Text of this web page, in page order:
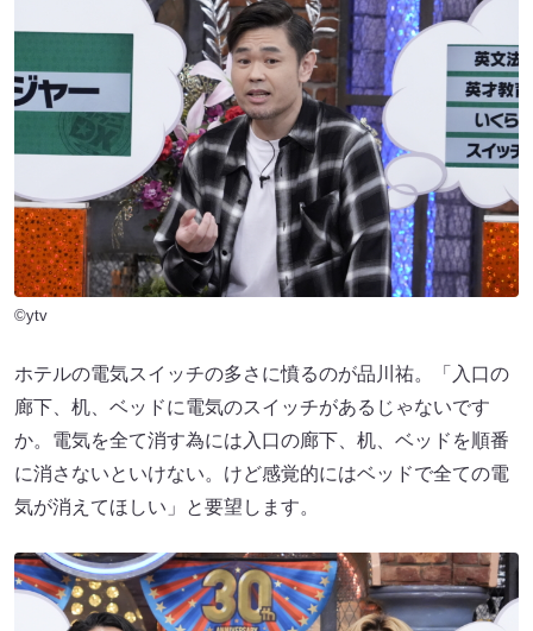
©ytv
ホテルの電気スイッチの多さに憤るのが品川祐。「入口の
廊下、机、ベッドに電気のスイッチがあるじゃないです
か。電気を全て消す為には入口の廊下、机、ベッドを順番
に消さないといけない。けど感覚的にはベッドで全ての電
気が消えてほしい」と要望します。